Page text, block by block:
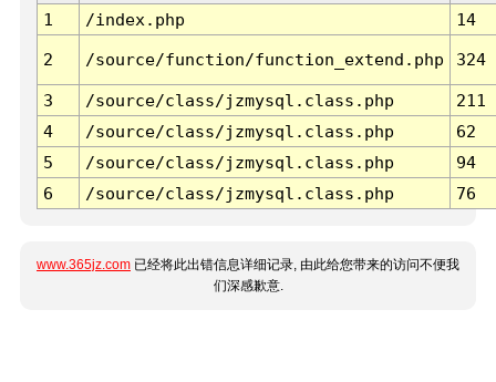
1
/index.php 14
2 /source/function/function_extend.php 324
3 /source/class/jzmysql.class.php
211
4
/source/class/jzmysql.class.php
62
5
/source/class/jzmysql.class.php
94
6
/source/class/jzmysql.class.php 76
www.365jz.com 已经将此出错信息详细记录, 由此给您带来的访问不便我
们深感歉意.